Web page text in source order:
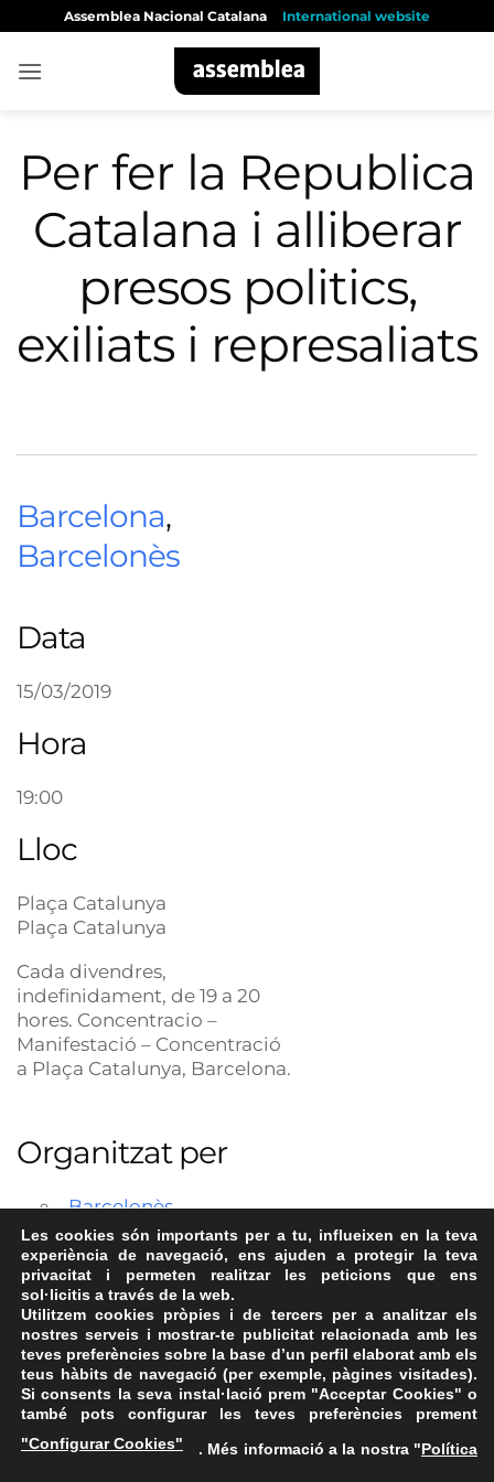
content
Assemblea Nacional Catalana International website
Per fer la Republica
Catalana i alliberar
presos politics,
exiliats i represaliats
Barcelona,
Barcelonès
Data
15/03/2019
Hora
19:00
Lloc
Plaça Catalunya
Plaça Catalunya
Cada divendres,
indefinidament, de 19 a 20
hores. Concentracio –
Manifestació – Concentració
a Plaça Catalunya, Barcelona.
Organitzat per
Barcelonès
FAQs
Les cookies són importants per a tu, influeixen en la teva
experiència de navegació, ens ajuden a protegir la teva
privacitat i permeten realitzar les peticions que ens
sol·licitis a través de la web.
Utilitzem cookies pròpies i de tercers per a analitzar els
nostres serveis i mostrar-te publicitat relacionada amb les
teves preferències sobre la base d’un perfil elaborat amb els
teus hàbits de navegació (per exemple, pàgines visitades).
Si consents la seva instal·lació prem "Acceptar Cookies" o
també pots configurar les teves preferències prement
"Configurar Cookies"
. Més informació a la nostra "Política